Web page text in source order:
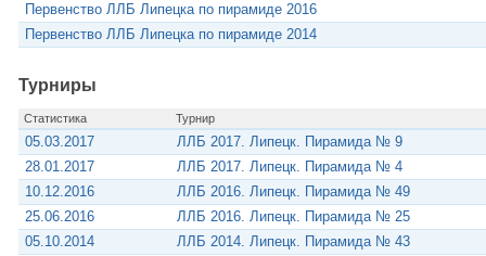
Первенство ЛЛБ Липецка по пирамиде 2016
Первенство ЛЛБ Липецка по пирамиде 2014
Турниры
Статистика Турнир
05.03.2017
ЛЛБ 2017. Липецк. Пирамида № 9
28.01.2017
ЛЛБ 2017. Липецк. Пирамида № 4
10.12.2016
ЛЛБ 2016. Липецк. Пирамида № 49
25.06.2016
ЛЛБ 2016. Липецк. Пирамида № 25
05.10.2014
ЛЛБ 2014. Липецк. Пирамида № 43